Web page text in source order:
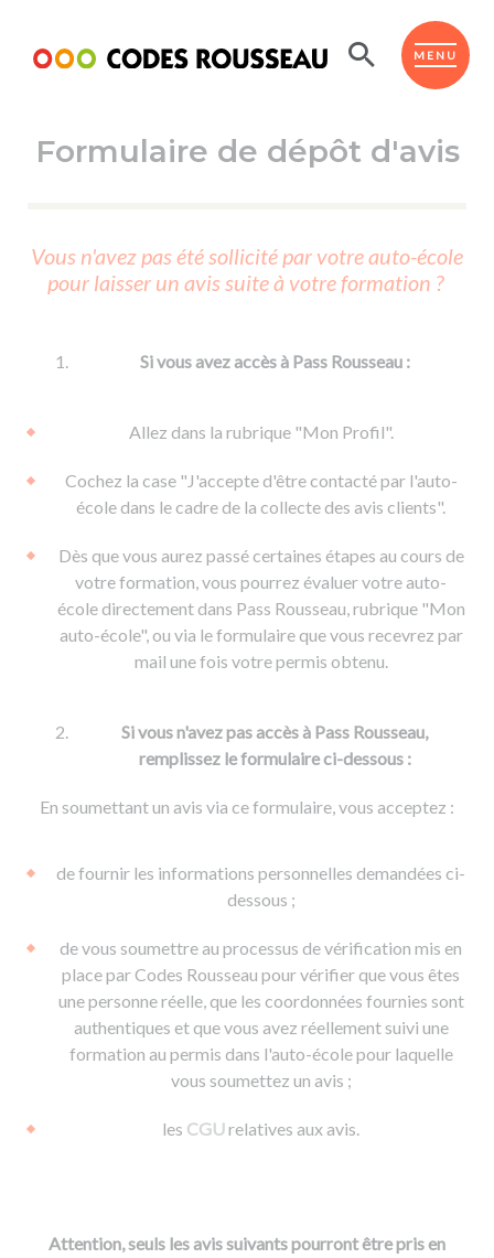
MENU
ESPACE ÉLÈVE
Code de la route
Passer l'ASSR
Réviser le code
Passer l'ETM
Permis voiture
Permis remorque
Permis & handicap
d'apprentissage
De la conduite en voiture
De la conduite à moto
Voir tous les supports
Formations pro.
Permis poids lourd
Formation FCO
Formation CACES
Devenir enseignant de la conduite
Ressources
Formulaire de dépôt d'avis
Vous n'avez pas été sollicité par votre auto-école
pour laisser un avis suite à votre formation ?
Si vous avez accès à Pass Rousseau :
Allez dans la rubrique "Mon Profil".
Cochez la case "J'accepte d'être contacté par l'auto-
école dans le cadre de la collecte des avis clients".
Dès que vous aurez passé certaines étapes au cours de
votre formation, vous pourrez évaluer votre auto-
école directement dans Pass Rousseau, rubrique "Mon
auto-école", ou via le formulaire que vous recevrez par
mail une fois votre permis obtenu.
Si vous n'avez pas accès à Pass Rousseau,
remplissez le formulaire ci-dessous :
En soumettant un avis via ce formulaire, vous acceptez :
de fournir les informations personnelles demandées ci-
dessous ;
de vous soumettre au processus de vérification mis en
place par Codes Rousseau pour vérifier que vous êtes
une personne réelle, que les coordonnées fournies sont
authentiques et que vous avez réellement suivi une
formation au permis dans l'auto-école pour laquelle
vous soumettez un avis ;
les CGUrelatives aux avis.
Attention, seuls les avis suivants pourront être pris en